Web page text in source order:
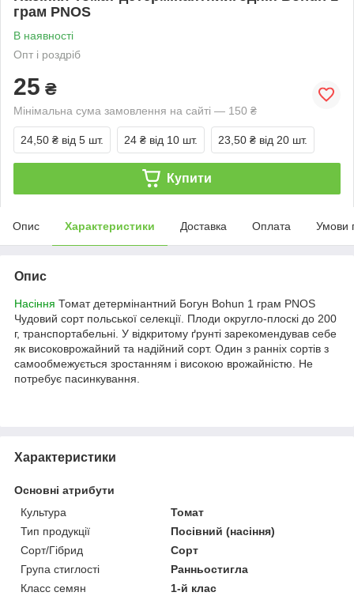
грам PNOS
В наявності
Опт і роздріб
25 ₴
Мінімальна сума замовлення на сайті — 150 ₴
24,50 ₴ від 5 шт. 24 ₴ від 10 шт. 23,50 ₴ від 20 шт.
Купити
Опис Характеристики Доставка Оплата Умови
Опис
Насіння Томат детермінантний Богун Вohun 1 грам PNOS
Чудовий сорт польської селекції. Плоди округло-плоскі до 200
г, транспортабельні. У відкритому ґрунті зарекомендував себе
як високоврожайний та надійний сорт. Один з ранніх сортів з
самообмежується зростанням і високою врожайністю. Не
потребує пасинкування.
Характеристики
Основні атрибути
Культура
Томат
Тип продукції
Посівний (насіння)
Сорт/Гібрид
Сорт
Група стиглості
Ранньостигла
Класс семян
1-й клас